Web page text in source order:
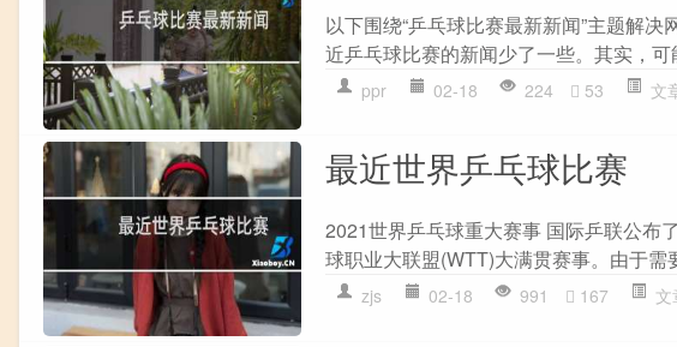
以下围绕“乒乓球比赛最新新闻”主题解
近乒乓球比赛的新闻少了一些。其实，可
ppr 02-18 224 53 文
最近世界乒乓球比赛
2021世界乒乓球重大赛事 国际乒联公布
球职业大联盟(WTT)大满贯赛事。由于需
zjs 02-18 991 167 文